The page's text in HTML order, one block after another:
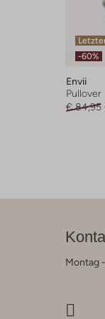
-60%
Envii
Pullover
€ 84,95
Montag